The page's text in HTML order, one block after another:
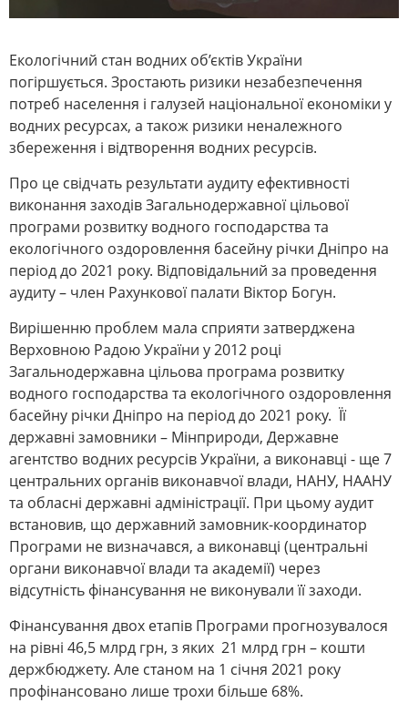
Екологічний стан водних об’єктів України
погіршується. Зростають ризики незабезпечення
потреб населення і галузей національної економіки у
водних ресурсах, а також ризики неналежного
збереження і відтворення водних ресурсів.
Про це свідчать результати аудиту ефективності
виконання заходів Загальнодержавної цільової
програми розвитку водного господарства та
екологічного оздоровлення басейну річки Дніпро на
період до 2021 року. Відповідальний за проведення
аудиту – член Рахункової палати Віктор Богун.
Вирішенню проблем мала сприяти затверджена
Верховною Радою України у 2012 році
Загальнодержавна цільова програма розвитку
водного господарства та екологічного оздоровлення
басейну річки Дніпро на період до 2021 року. Її
державні замовники – Мінприроди, Державне
агентство водних ресурсів України, а виконавці - ще 7
центральних органів виконавчої влади, НАНУ, НААНУ
та обласні державні адміністрації. При цьому аудит
встановив, що державний замовник-координатор
Програми не визначався, а виконавці (центральні
органи виконавчої влади та академії) через
відсутність фінансування не виконували її заходи.
Фінансування двох етапів Програми прогнозувалося
на рівні 46,5 млрд грн, з яких 21 млрд грн – кошти
держбюджету. Але станом на 1 січня 2021 року
профінансовано лише трохи більше 68%.